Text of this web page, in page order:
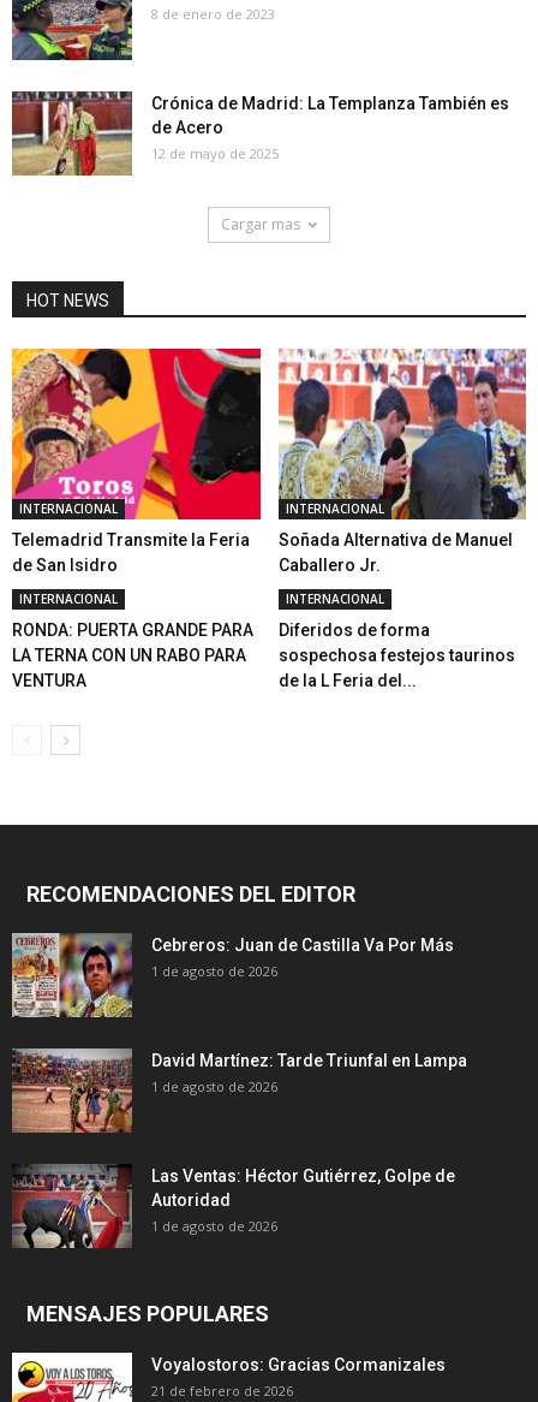
8 de enero de 2023
Crónica de Madrid: La Templanza También es
de Acero
12 de mayo de 2025
Cargar mas
HOT NEWS
INTERNACIONAL
Telemadrid Transmite la Feria
de San Isidro
INTERNACIONAL
Soñada Alternativa de Manuel
Caballero Jr.
INTERNACIONAL
RONDA: PUERTA GRANDE PARA
LA TERNA CON UN RABO PARA
VENTURA
INTERNACIONAL
Diferidos de forma
sospechosa festejos taurinos
de la L Feria del...
RECOMENDACIONES DEL EDITOR
Cebreros: Juan de Castilla Va Por Más
1 de agosto de 2026
David Martínez: Tarde Triunfal en Lampa
1 de agosto de 2026
Las Ventas: Héctor Gutiérrez, Golpe de
Autoridad
1 de agosto de 2026
MENSAJES POPULARES
Voyalostoros: Gracias Cormanizales
21 de febrero de 2026